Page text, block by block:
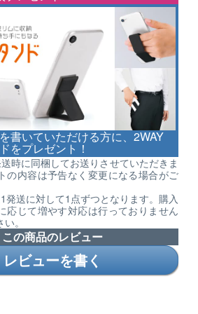
書いていただける方に、2WAY
をプレゼント！
時に同梱してお送りさせていただきま
の内容は予告なく変更になる場合がご
発送に対して1点ずつとなります。購入
応じて増やす対応は行っておりません
。
この商品のレビュー
レビューを書く